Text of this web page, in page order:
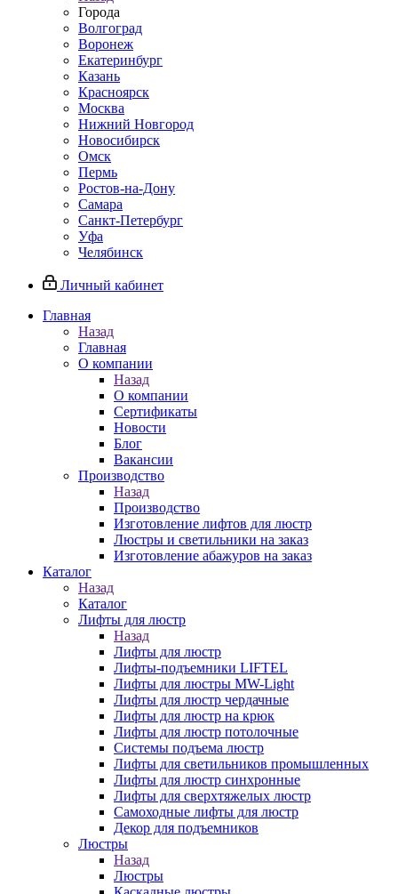
Города
Волгоград
Воронеж
Екатеринбург
Казань
Красноярск
Москва
Нижний Новгород
Новосибирск
Омск
Пермь
Ростов-на-Дону
Самара
Санкт-Петербург
Уфа
Челябинск
Личный кабинет
Главная
Назад
Главная
О компании
Назад
О компании
Сертификаты
Новости
Блог
Вакансии
Производство
Назад
Производство
Изготовление лифтов для люстр
Люстры и светильники на заказ
Изготовление абажуров на заказ
Каталог
Назад
Каталог
Лифты для люстр
Назад
Лифты для люстр
Лифты-подъемники LIFTEL
Лифты для люстры MW-Light
Лифты для люстр чердачные
Лифты для люстр на крюк
Лифты для люстр потолочные
Системы подъема люстр
Лифты для светильников промышленных
Лифты для люстр синхронные
Лифты для сверхтяжелых люстр
Самоходные лифты для люстр
Декор для подъемников
Люстры
Назад
Люстры